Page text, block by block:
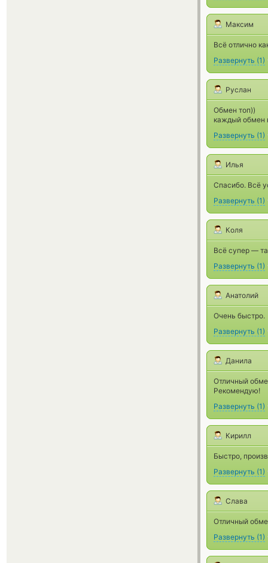
Максим
Всё отлично
Развернуть (1)
Руслан
Обмен топ))
каждый обмен
Развернуть (1)
Илья
Спасибо. Всё
Развернуть (1)
Коля
Всё супер —
Развернуть (1)
Анатолий
Очень быстро.
Развернуть (1)
Данила
Отличный
Рекомендую!
Развернуть (1)
Кирилл
Быстро,
Развернуть (1)
Слава
Отличный
Развернуть (1)